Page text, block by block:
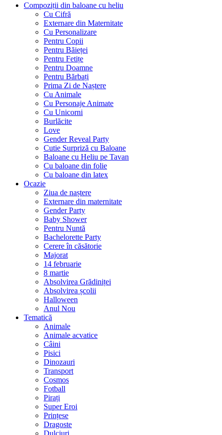
Compoziții din baloane cu heliu
Cu Cifră
Externare din Maternitate
Cu Personalizare
Pentru Copii
Pentru Băieței
Pentru Fetițe
Pentru Doamne
Pentru Bărbați
Prima Zi de Naștere
Cu Animale
Cu Personaje Animate
Cu Unicorni
Burlăcite
Love
Gender Reveal Party
Cutie Surpriză cu Baloane
Baloane cu Heliu pe Tavan
Cu baloane din folie
Cu baloane din latex
Ocazie
Ziua de naștere
Externare din maternitate
Gender Party
Baby Shower
Pentru Nuntă
Bachelorette Party
Cerere în căsătorie
Majorat
14 februarie
8 martie
Absolvirea Grădiniței
Absolvirea școlii
Halloween
Anul Nou
Tematică
Animale
Animale acvatice
Câini
Pisici
Dinozauri
Transport
Cosmos
Fotball
Pirați
Super Eroi
Prințese
Dragoste
Dulciuri